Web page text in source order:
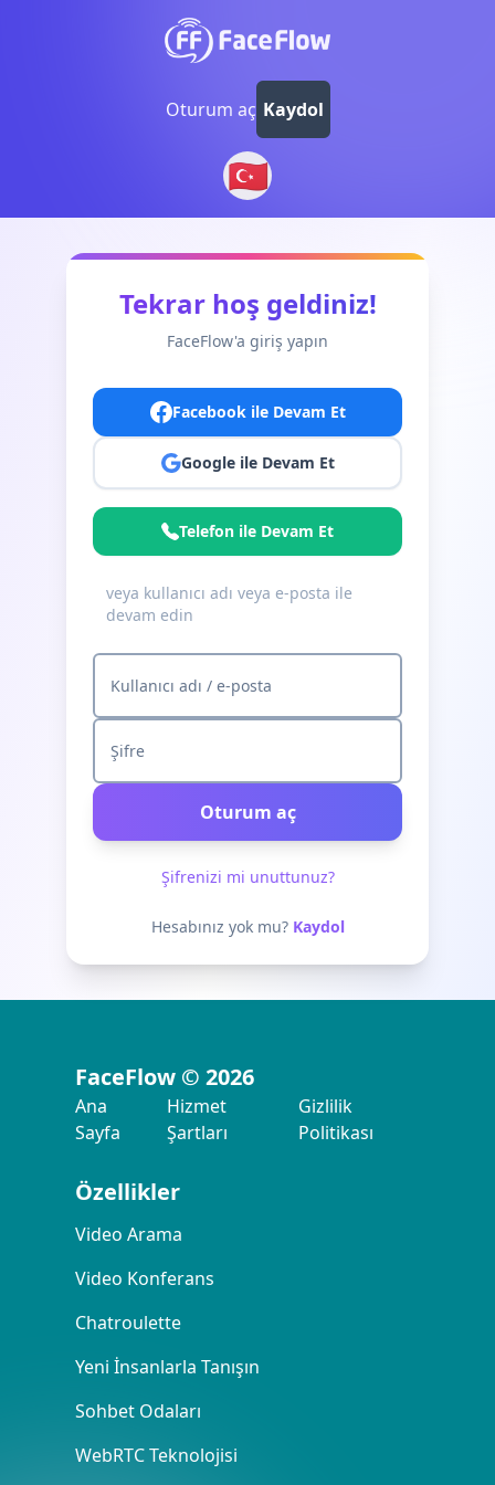
Oturum aç Kaydol
🇹🇷
Tekrar hoş geldiniz!
FaceFlow'a giriş yapın
Facebook ile Devam Et
Google ile Devam Et
Telefon ile Devam Et
veya kullanıcı adı veya e-posta ile
devam edin
Kullanıcı adı / e-posta
Şifre
Oturum aç
Şifrenizi mi unuttunuz?
Hesabınız yok mu? Kaydol
FaceFlow © 2026
Ana
Sayfa
Hizmet
Şartları
Gizlilik
Politikası
Özellikler
Video Arama
Video Konferans
Chatroulette
Yeni İnsanlarla Tanışın
Sohbet Odaları
WebRTC Teknolojisi